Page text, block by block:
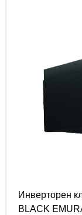
Инверторен
BLACK